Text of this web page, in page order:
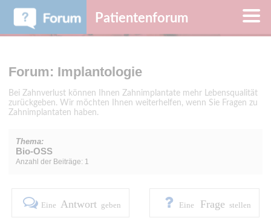
Patientenforum
Forum: Implantologie
Bei Zahnverlust können Ihnen Zahnimplantate mehr Lebensqualität
zurückgeben. Wir möchten Ihnen weiterhelfen, wenn Sie Fragen zu
Zahnimplantaten haben.
Thema:
Bio-OSS
Anzahl der Beiträge: 1
Eine Antwort geben Eine Frage stellen